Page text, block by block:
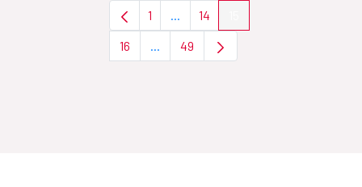
Page
1 ...Intermediate Pages Use TAB to
Page
14
Page
16 ...Intermediate Pages Use TAB to
Page
49